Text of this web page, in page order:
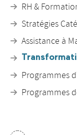
RH &
Stratégies
Assistance à
Programmes
Programmes